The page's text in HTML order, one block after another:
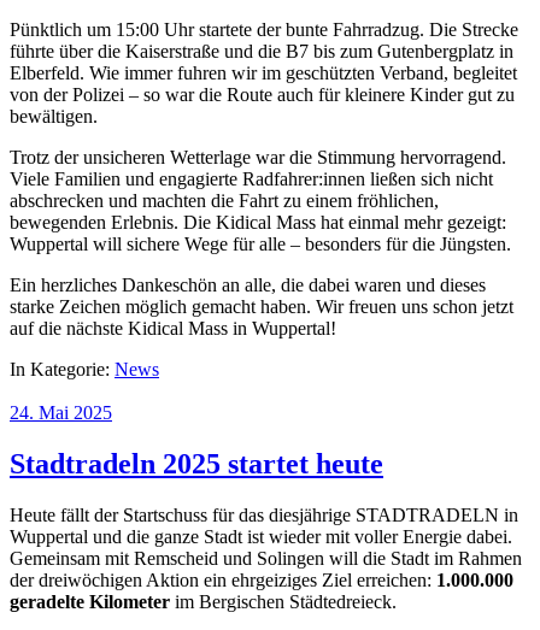
Pünktlich um 15:00 Uhr startete der bunte Fahrradzug. Die Strecke
führte über die Kaiserstraße und die B7 bis zum Gutenbergplatz in
Elberfeld. Wie immer fuhren wir im geschützten Verband, begleitet
von der Polizei – so war die Route auch für kleinere Kinder gut zu
bewältigen.
Trotz der unsicheren Wetterlage war die Stimmung hervorragend.
Viele Familien und engagierte Radfahrer:innen ließen sich nicht
abschrecken und machten die Fahrt zu einem fröhlichen,
bewegenden Erlebnis. Die Kidical Mass hat einmal mehr gezeigt:
Wuppertal will sichere Wege für alle – besonders für die Jüngsten.
Ein herzliches Dankeschön an alle, die dabei waren und dieses
starke Zeichen möglich gemacht haben. Wir freuen uns schon jetzt
auf die nächste Kidical Mass in Wuppertal!
In Kategorie: News
24. Mai 2025
Stadtradeln 2025 startet heute
Heute fällt der Startschuss für das diesjährige STADTRADELN in
Wuppertal und die ganze Stadt ist wieder mit voller Energie dabei.
Gemeinsam mit Remscheid und Solingen will die Stadt im Rahmen
der dreiwöchigen Aktion ein ehrgeiziges Ziel erreichen: 1.000.000
geradelte Kilometer im Bergischen Städtedreieck.